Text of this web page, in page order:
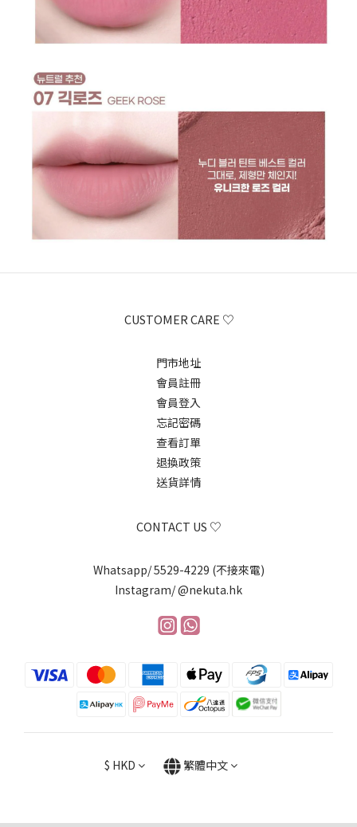
CUSTOMER CARE ♡
門市地址
會員註冊
會員登入
忘記密碼
查看訂單
退換政策
送貨詳情
CONTACT US ♡
Whatsapp/ 5529-4229 (不接來電)
Instagram/ @nekuta.hk
$ HKD 繁體中文